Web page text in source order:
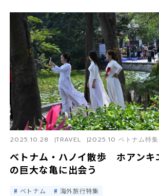
ベトナム・ハノイ散歩 ホアンキ
の巨大な亀に出会う
2025.10.28 TRAVEL 2025.10 ベトナム特集
ベトナム 海外旅行特集